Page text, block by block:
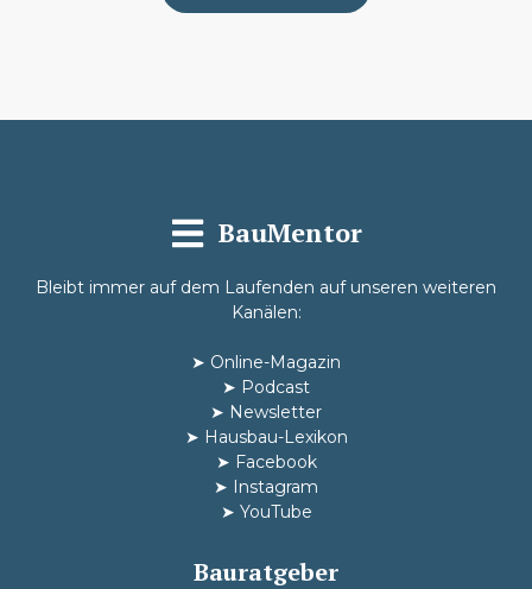
BauMentor
Bleibt immer auf dem Laufenden auf unseren weiteren
Kanälen:
➤ Online-Magazin
➤ Podcast
➤ Newsletter
➤ Hausbau-Lexikon
➤ Facebook
➤ Instagram
➤ YouTube
Bauratgeber